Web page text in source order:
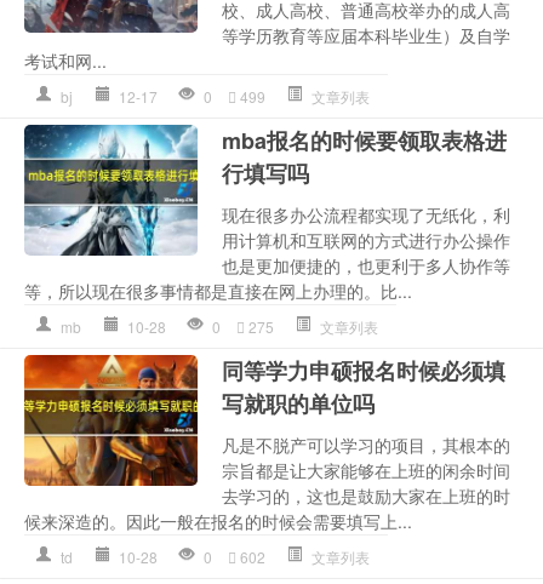
校、成人高校、普通高校举办的成人高
等学历教育等应届本科毕业生）及自学
考试和网...
bj 12-17 0 499 文章列表
mba报名的时候要领取表格进
行填写吗
现在很多办公流程都实现了无纸化，利
用计算机和互联网的方式进行办公操作
也是更加便捷的，也更利于多人协作等
等，所以现在很多事情都是直接在网上办理的。比...
mb 10-28 0 275 文章列表
同等学力申硕报名时候必须填
写就职的单位吗
凡是不脱产可以学习的项目，其根本的
宗旨都是让大家能够在上班的闲余时间
去学习的，这也是鼓励大家在上班的时
候来深造的。因此一般在报名的时候会需要填写上...
td 10-28 0 602 文章列表